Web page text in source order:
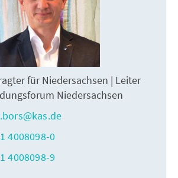
für Niedersachsen | Leiter
Niedersachsen
4008098-0
4008098-9